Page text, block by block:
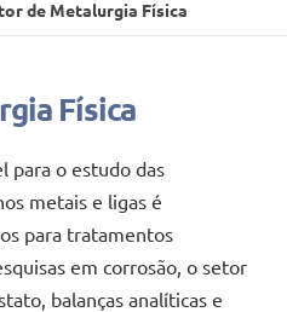
de Metalurgia Física
Física
para o estudo das
metais e ligas é
para tratamentos
em corrosão, o setor
balanças analíticas e